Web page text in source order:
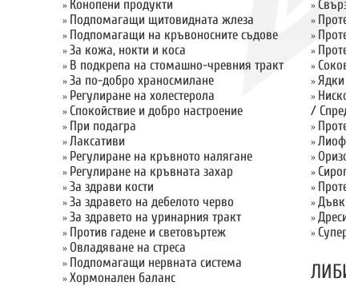
» Конопени продукти
» Подпомагащи щитовидната жлеза
» Подпомагащи на кръвоносните съдове
» За кожа, нокти и коса
» В подкрепа на стомашно-чревния тракт
» За по-добро храносмилане
» Регулиране на холестерола
» Спокойствие и добро настроение
» При подагра
» Лаксативи
» Регулиране на кръвното налягане
» Регулиране на кръвната захар
» За здрави кости
» За здравето на дебелото черво
» За здравето на уринарния тракт
» Против гадене и световъртеж
» Овладяване на стреса
» Подпомагащи нервната система
» Хормонален баланс
»
»
»
»
»
»
»
/
»
»
»
»
»
»
»
»